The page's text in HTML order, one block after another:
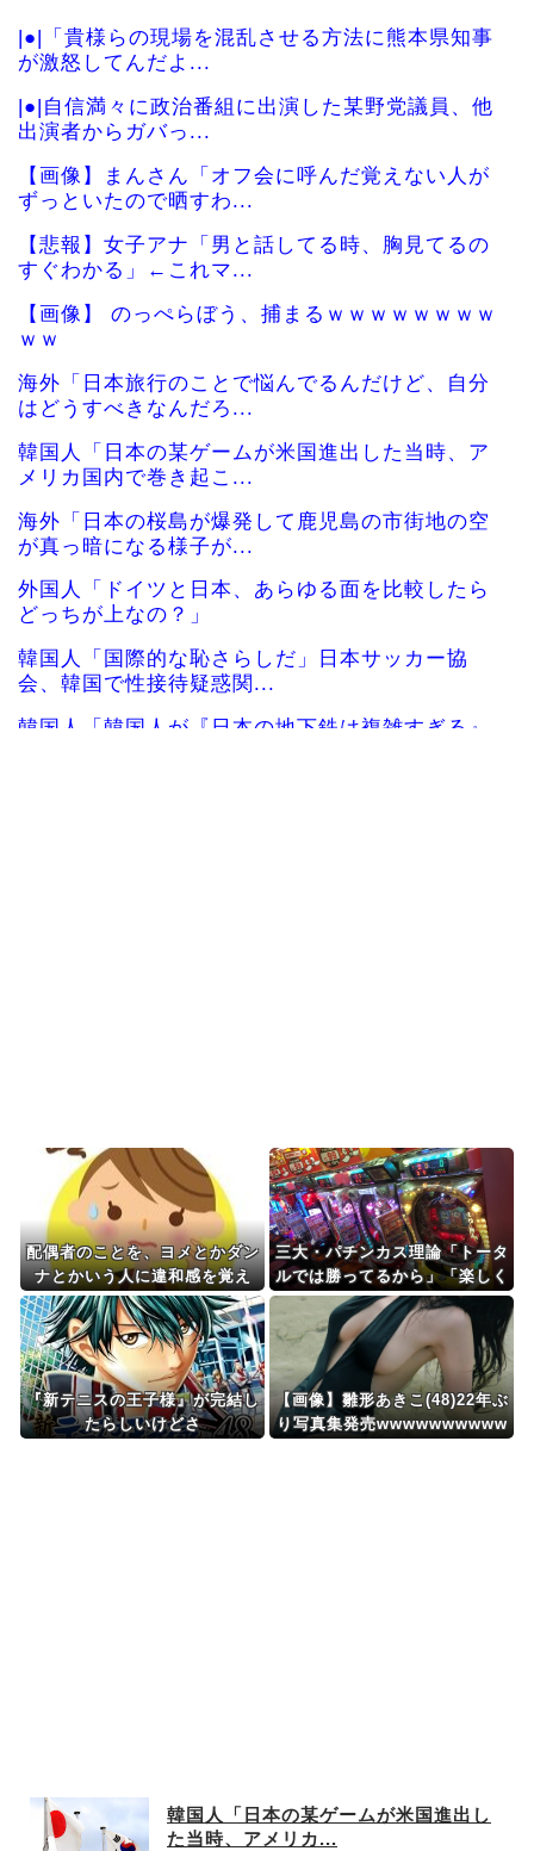
|●|「貴様らの現場を混乱させる方法に熊本県知事
が激怒してんだよ...
|●|自信満々に政治番組に出演した某野党議員、他
出演者からガバっ...
【画像】まんさん「オフ会に呼んだ覚えない人が
ずっといたので晒すわ...
【悲報】女子アナ「男と話してる時、胸見てるの
すぐわかる」←これマ...
【画像】 のっぺらぼう、捕まるｗｗｗｗｗｗｗｗ
ｗｗ
海外「日本旅行のことで悩んでるんだけど、自分
はどうすべきなんだろ...
韓国人「日本の某ゲームが米国進出した当時、ア
メリカ国内で巻き起こ...
海外「日本の桜島が爆発して鹿児島の市街地の空
が真っ暗になる様子が...
外国人「ドイツと日本、あらゆる面を比較したら
どっちが上なの？」
韓国人「国際的な恥さらしだ」日本サッカー協
会、韓国で性接待疑惑関...
韓国人「韓国人が『日本の地下鉄は複雑すぎる』
Powered by livedoor 相互RSS
配偶者のことを、ヨメとかダン
ナとかいう人に違和感を覚え
る。そういう人けっこういるよ
ね…
三大・パチンカス理論「トータ
ルでは勝ってるから」「楽しく
遊べた上に一部還元なんてむし
ろ良心的だよね」
『新テニスの王子様』が完結し
たらしいけどさ
【画像】雛形あきこ(48)22年ぶ
り写真集発売wwwwwwwwww
韓国人「日本の某ゲームが米国進出し
た当時、アメリカ...